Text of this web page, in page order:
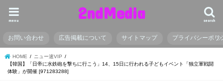
2ndMedia search
menu
お問い合わせ 広告掲載について サイトマップ プライバシーポリ
HOME
ニュー速VIP
【韓国】「日帝に水鉄砲を撃ちに行こう」14、15日に行われる子どもイベント「独立軍戦闘
体験」が開催 [971283288]